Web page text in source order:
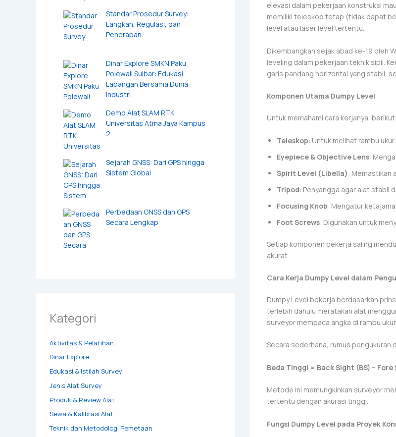
Standar Prosedur Survey:
Langkah, Regulasi, dan
Penerapan
Dinar Explore SMKN Paku
Polewali Sulbar: Edukasi
Lapangan Bersama Dunia
Industri
Demo Alat SLAM RTK
Universitas Atma Jaya Kampus
2
Sejarah GNSS: Dari GPS hingga
Sistem Global
Perbedaan GNSS dan GPS
Secara Lengkap
Kategori
Aktivitas & Pelatihan
Dinar Explore
Edukasi & Istilah Survey
Jenis Alat Survey
Produk & Review Alat
Sewa & Kalibrasi Alat
Teknik dan Metodologi Pemetaan
elevasi dalam pekerjaan konstruksi
memiliki teleskop tetap (tidak dapat
level atau laser level tertentu.
Dikembangkan sejak abad ke-19 oleh
leveling dalam pekerjaan teknik sipil.
garis pandang horizontal yang stabil,
Komponen Utama Dumpy Level
Untuk memahami cara kerjanya,
Teleskop: Untuk melihat rambu ukur.
Eyepiece & Objective Lens:
Spirit Level (Libella) : Memastikan
Tripod: Penyangga agar alat stabil
Focusing Knob: Mengatur
Foot Screws: Digunakan untuk
Setiap komponen bekerja saling
akurat.
Cara Kerja Dumpy Level dalam
Dumpy Level bekerja berdasarkan
terlebih dahulu meratakan alat
surveyor membaca angka di rambu
Secara sederhana, rumus pengukuran
Beda Tinggi = Back Sight (BS) – Fore
Metode ini memungkinkan surveyor
tertentu dengan akurasi tinggi.
Fungsi Dumpy Level pada Proyek